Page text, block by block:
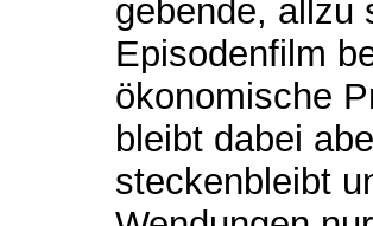
gebende, allzu
Episodenfilm
ökonomische
bleibt dabei
steckenbleibt